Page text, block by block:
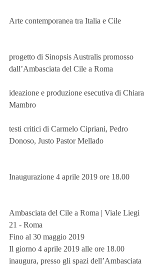
Arte contemporanea tra Italia e Cile
progetto di Sinopsis Australis promosso
dall’Ambasciata del Cile a Roma
ideazione e produzione esecutiva di Chiara
Mambro
testi critici di Carmelo Cipriani, Pedro
Donoso, Justo Pastor Mellado
Inaugurazione 4 aprile 2019 ore 18.00
Ambasciata del Cile a Roma | Viale Liegi
21 - Roma
Fino al 30 maggio 2019
Il giorno 4 aprile 2019 alle ore 18.00
inaugura, presso gli spazi dell’Ambasciata